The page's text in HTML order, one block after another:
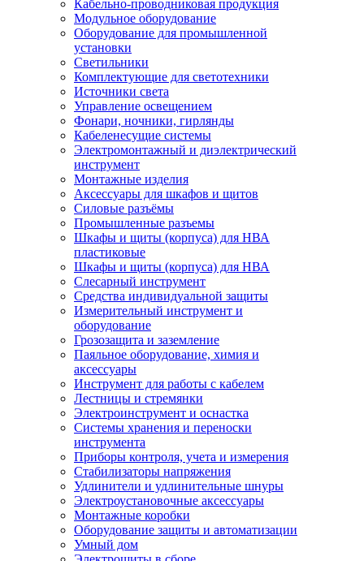
Кабельно-проводниковая продукция
Модульное оборудование
Оборудование для промышленной
установки
Светильники
Комплектующие для светотехники
Источники света
Управление освещением
Фонари, ночники, гирлянды
Кабеленесущие системы
Электромонтажный и диэлектрический
инструмент
Монтажные изделия
Аксессуары для шкафов и щитов
Силовые разъёмы
Промышленные разъемы
Шкафы и щиты (корпуса) для НВА
пластиковые
Шкафы и щиты (корпуса) для НВА
Слесарный инструмент
Средства индивидуальной защиты
Измерительный инструмент и
оборудование
Грозозащита и заземление
Паяльное оборудование, химия и
аксессуары
Инструмент для работы с кабелем
Лестницы и стремянки
Электроинструмент и оснастка
Системы хранения и переноски
инструмента
Приборы контроля, учета и измерения
Стабилизаторы напряжения
Удлинители и удлинительные шнуры
Электроустановочные аксессуары
Монтажные коробки
Оборудование защиты и автоматизации
Умный дом